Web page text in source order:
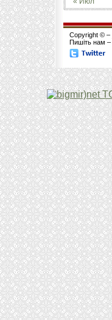
Copyright © –
Пишіть нам –